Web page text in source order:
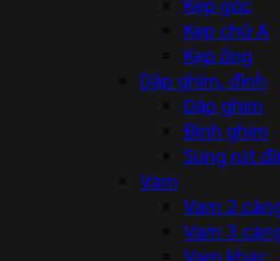
Kẹp chữ A
Kẹp ống
Dập ghim, đinh
Dập ghim
Đinh ghim
Súng rút
Vam
Vam 2
Vam 3
Vam khác